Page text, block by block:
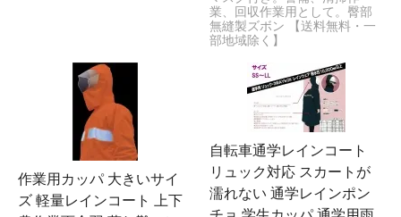
業、回収作業用として。臀部
無縫製ズボン 【送料無料・一
部地域除く】
作業用カッパ 大きいサイ
ズ 軽量レインコート 上下
自転車通学レインコート
リュック対応 スカートが
濡れない 通学レインポン